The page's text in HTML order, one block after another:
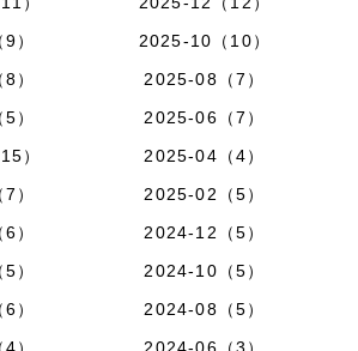
）
2025-10（10）
）
2025-08（7）
）
2025-06（7）
）
2025-04（4）
）
2025-02（5）
）
2024-12（5）
）
2024-10（5）
）
2024-08（5）